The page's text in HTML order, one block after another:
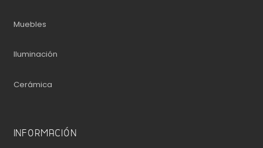
Muebles
Iluminación
Cerámica
INFORMACIÓN